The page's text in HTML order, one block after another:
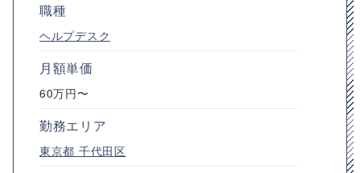
職種
ヘルプデスク
月額単価
60万円〜
勤務エリア
東京都 千代田区